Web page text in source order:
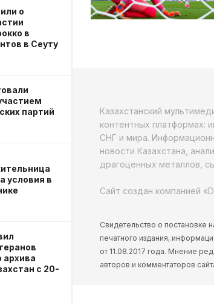
о
в
в Сеуту
партий
условия в
архива
с 20-
Казахстанский
контентных платформах:
СНГ и мира.
новости Казахстана,
драгоценных металлов,
Сайт создан компанией
Свидетельство о постановке
печатного издания,
от 11.08.2017 года. Мнение
авторов и комментаторов